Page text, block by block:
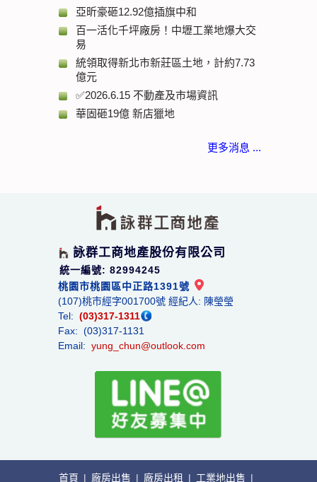
亞昕豪砸12.92億插旗中和
百一活化千坪廠房！中壢工業地爆大交
易
統領取得新北市新莊區土地，計約7.73
億元
✅2026.6.15 不動產及市場資訊
華固砸19億 新店獵地
更多消息 ...
詠群工商地產股份有限公司
統一編號: 82994245
桃園市桃園區中正路1391號
(107)桃市經字001700號 經紀人: 陳瑩瑩
Tel: (03)317-1311
Fax: (03)317-1131
Email: yung_chun@outlook.com
首頁 | 廠房出售 | 廠房出租 | 工業地出售 |